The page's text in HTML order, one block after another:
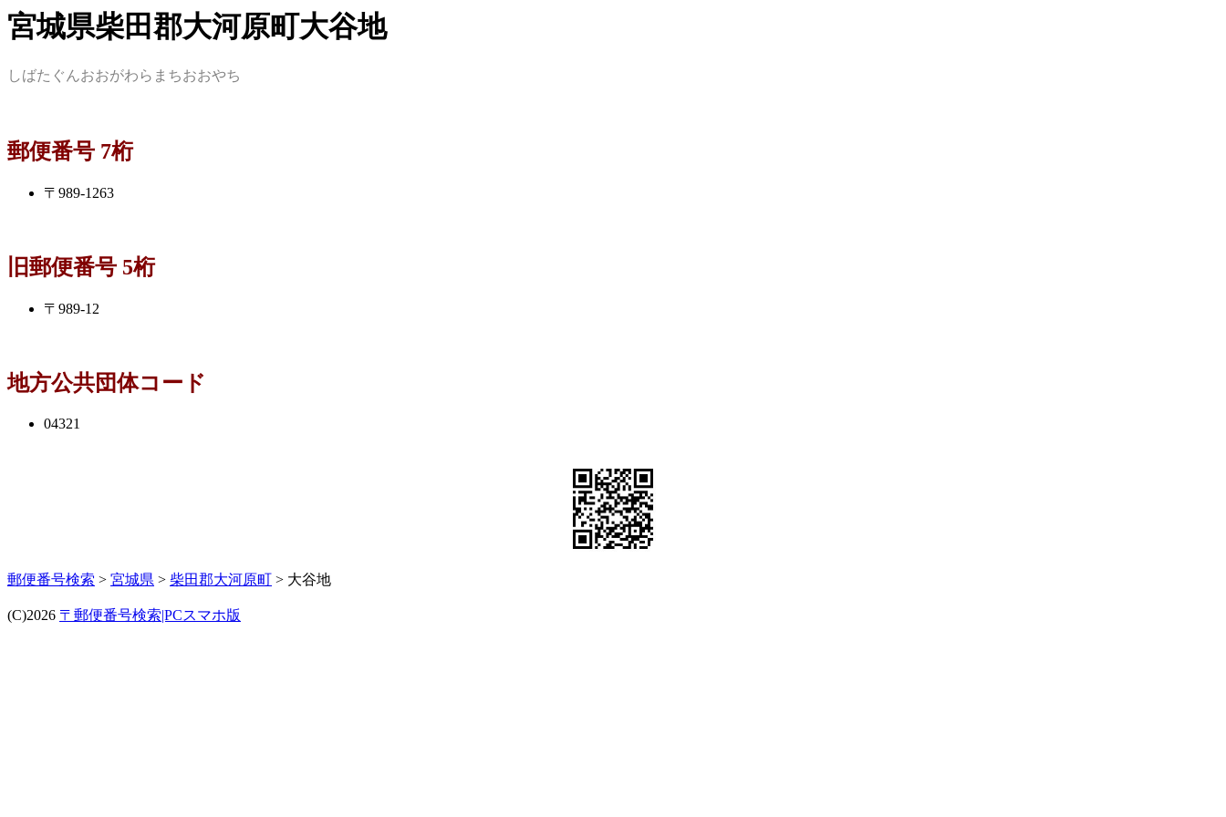
宮城県柴田郡大河原町大谷地
しばたぐんおおがわらまちおおやち
郵便番号 7桁
〒989-1263
旧郵便番号 5桁
〒989-12
地方公共団体コード
04321
郵便番号検索 > 宮城県 > 柴田郡大河原町 > 大谷地
(C)2026 〒郵便番号検索|PCスマホ版